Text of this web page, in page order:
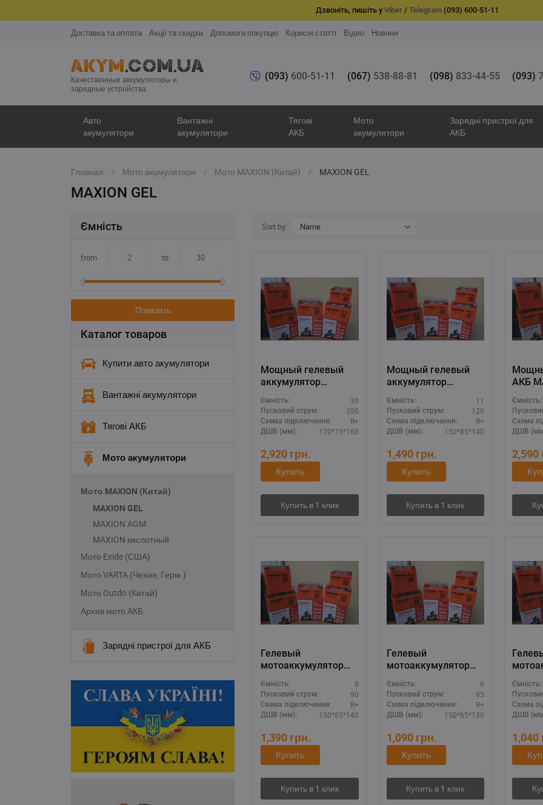
Дзвоніть, пишіть у Viber / Telegram (093) 600-51-11
Доставка та оплата Акції та скидки Допомога покупцю Корисні статті Відео Новини
Качественные аккумуляторы и
зарядные устройства
(093) 600-51-11 (067) 538-88-81 (098) 833-44-55 (093)
Авто
акумулятори
Вантажні
акумулятори
Тягові
АКБ
Мото
акумулятори
Зарядні пристрої для
АКБ
Главная Мото акумулятори Мото MAXION (Китай) MAXION GEL
MAXION GEL
Ємність
from to
Показать
Каталог товаров
Купити авто акумулятори
Вантажні акумулятори
Тягові АКБ
Мото акумулятори
Мото MAXION (Китай)
MAXION GEL
MAXION AGM
MAXION кислотный
Мото Exide (США)
Мото VARTA (Чехия, Герм.)
Мото Outdo (Китай)
Архив мото АКБ
Зарядні пристрої для АКБ
Sort by: Name
Мощный гелевый
аккумулятор
(MXBM-YB30L-BS
GEL)
Ємність: 30
Пусковий струм: 350
Схема підключення: R+
ДШВ (мм): 170*75*160
2,920 грн.
Купить
Мощный гелевый
аккумулятор
(MXBM-YTZ12S GEL)
Ємність: 11
Пусковий струм: 120
Схема підключення: R+
ДШВ (мм): 150*85*140
1,490 грн.
Купить
АКБ
BS
Ємність:
Схема
ДШВ
2,590
Гелевый
мотоаккумулятор
MAXION 12V 9A
(MXBM-YTZ10S GEL)
Ємність: 8
Пусковий струм: 90
Схема підключення: R+
ДШВ (мм): 150*85*140
1,390 грн.
Купить
Гелевый
мотоаккумулятор
MAXION 12V 9A
(MXBM-12N9L-BS
GEL)
Ємність: 9
Пусковий струм: 95
Схема підключення: R+
ДШВ (мм): 150*65*130
1,090 грн.
Купить
GEL)
Ємність:
Схема
ДШВ
1,040